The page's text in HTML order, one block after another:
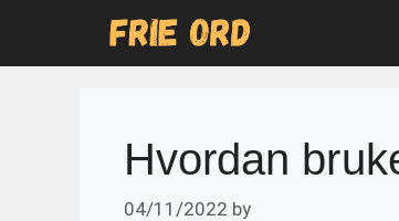
Hvordan
04/11/2022 by